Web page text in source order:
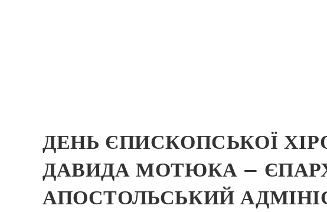
ДЕНЬ ЄПИСКОПСЬКОЇ
ДАВИДА МОТЮКА –
АПОСТОЛЬСЬКИЙ